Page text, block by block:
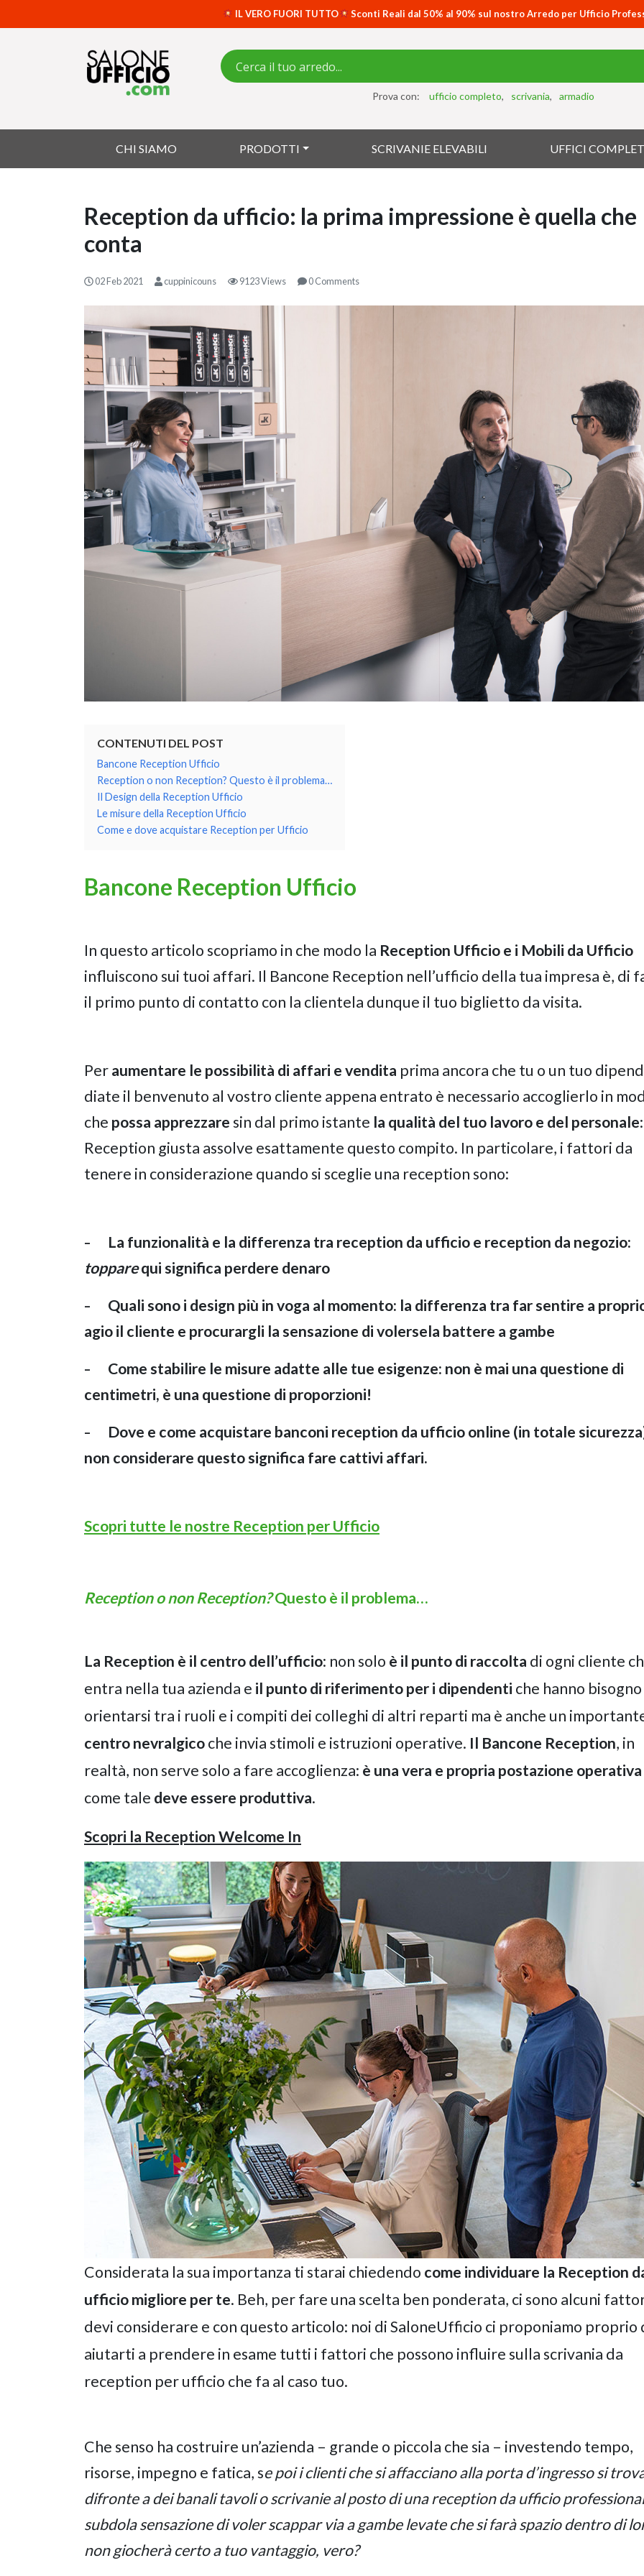
IL VERO FUORI TUTTO Sconti Reali dal 50% al 90% sul nostro Arredo per Ufficio
Prova con: ufficio completo scrivania armadio
CHI SIAMO PRODOTTI SCRIVANIE ELEVABILI UFFICI
Reception da ufficio: la prima impressione è quella che
conta
02 Feb 2021 cuppinicouns 9123 Views 0 Comments
CONTENUTI DEL POST
Bancone Reception Ufficio
Reception o non Reception? Questo è il problema…
Il Design della Reception Ufficio
Le misure della Reception Ufficio
Come e dove acquistare Reception per Ufficio
Bancone Reception Ufficio
In questo articolo scopriamo in che modo la Reception Ufficio e i Mobili da Ufficio
influiscono sui tuoi affari. Il Bancone Reception nell’ufficio della tua impresa è, di
il primo punto di contatto con la clientela dunque il tuo biglietto da visita.
Peraumentare le possibilità di affari e vendita prima ancora che tu o un tuo
diate il benvenuto al vostro cliente appena entrato è necessario accoglierlo in
che possa apprezzaresin dal primo istante la qualità del tuo lavoro e del personale
Reception giusta assolve esattamente questo compito. In particolare, i fattori da
tenere in considerazione quando si sceglie una reception sono:
– La funzionalità e la differenza tra reception da ufficio e reception da negozio:
topparequi significa perdere denaro
– Quali sono i design più in voga al momento: la differenza tra far sentire a
agio il cliente e procurargli la sensazione di volersela battere a gambe
– Come stabilire le misure adatte alle tue esigenze: non è mai una questione di
centimetri, è una questione di proporzioni!
– Dove e come acquistare banconi reception da ufficio online (in totale
non considerare questo significa fare cattivi affari.
Scopri tutte le nostre Reception per Ufficio
Reception o non Reception?Questo è il problema…
La Reception è il centro dell’ufficio: non solo è il punto di raccolta di ogni cliente
entra nella tua azienda e il punto di riferimento per i dipendenti che hanno
orientarsi tra i ruoli e i compiti dei colleghi di altri reparti ma è anche un
centro nevralgicoche invia stimoli e istruzioni operative. Il Bancone Reception, in
realtà, non serve solo a fare accoglienza: è una vera e propria postazione operativa
come tale deve essere produttiva.
Scopri la Reception Welcome In
Considerata la sua importanza ti starai chiedendo come individuare la Reception
ufficio migliore per te. Beh, per fare una scelta ben ponderata, ci sono alcuni
devi considerare e con questo articolo: noi di SaloneUfficio ci proponiamo proprio
aiutarti a prendere in esame tutti i fattori che possono influire sulla scrivania da
reception per ufficio che fa al caso tuo.
Che senso ha costruire un’azienda – grande o piccola che sia – investendo tempo,
risorse, impegno e fatica, se poi i clienti che si affacciano alla porta d’ingresso si
difronte a dei banali tavoli o scrivanie al posto di una reception da ufficio
subdola sensazione di voler scappar via a gambe levate che si farà spazio dentro di
non giocherà certo a tuo vantaggio, vero?